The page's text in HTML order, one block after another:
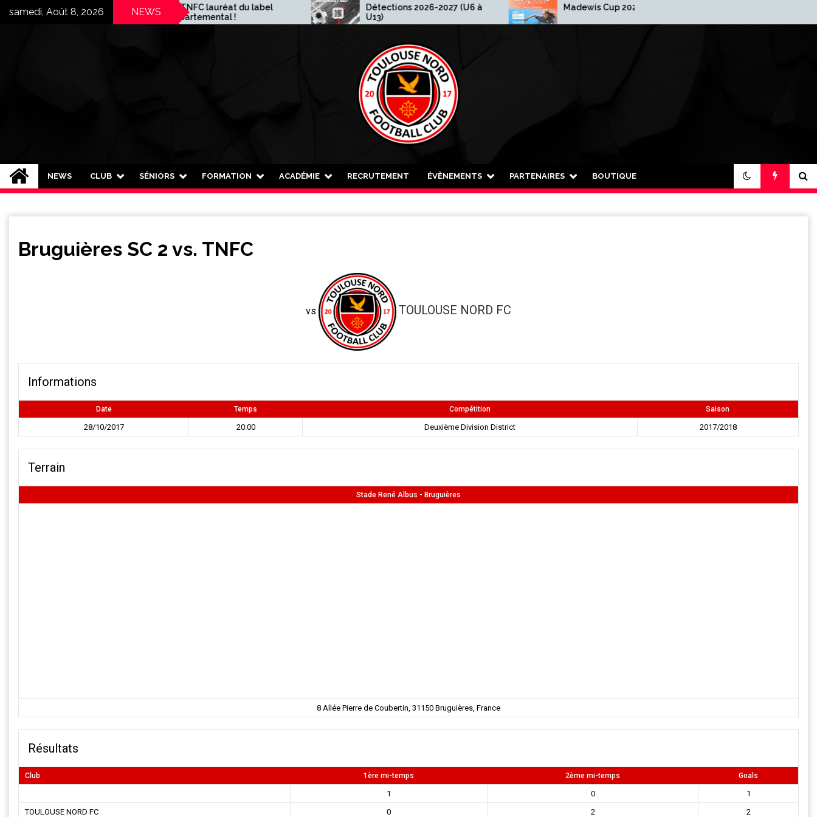
samedi, Août 8, 2026 NEWS
Le TNFC lauréat du label
départemental !
Détections 2026-2027 (U6 à
U13)
Madewis Cup 2025-2026
Toulouse Nord FC
Plus qu'un club, une famille !
NEWS CLUB SÉNIORS FORMATION ACADÉMIE RECRUTEMENT ÉVÈNEMENTS PARTENAIRES BOUTIQUE
Bruguières SC 2 vs. TNFC
vs TOULOUSE NORD FC
Informations
Date Temps Compétition Saison
28/10/2017 20:00 Deuxième Division District 2017/2018
Terrain
Stade René Albus - Bruguières
8 Allée Pierre de Coubertin, 31150 Bruguières, France
Résultats
Club 1ère mi-temps 2ème mi-temps Goals
1 0
1
TOULOUSE NORD FC
0 2 2